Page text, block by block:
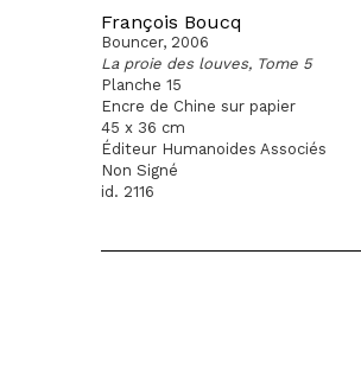
François Boucq
Bouncer, 2006
La proie des louves, Tome 5
Planche 15
Encre de Chine sur papier
45 x 36 cm
Éditeur Humanoides Associés
Non Signé
id. 2116